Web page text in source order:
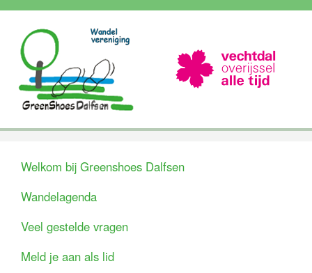
Welkom bij Greenshoes Dalfsen
Wandelagenda
Veel gestelde vragen
Meld je aan als lid